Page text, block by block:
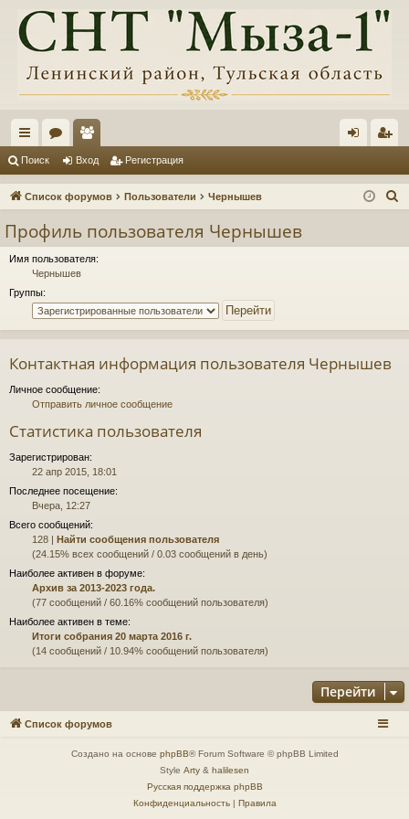
с
ы
и
ум
ол
ьз д ис
Поиск Вход Регистрация
Список форумов Пользователи Чернышев
Профиль пользователя Чернышев
Имя пользователя:
Чернышев
Группы:
Контактная информация пользователя Чернышев
Личное сообщение:
Отправить личное сообщение
Статистика пользователя
Зарегистрирован:
22 апр 2015, 18:01
Последнее посещение:
Вчера, 12:27
Всего сообщений:
128 |
Найти сообщения пользователя
(24.15% всех сообщений / 0.03 сообщений в день)
Наиболее активен в форуме:
Архив за 2013-2023 года.
(77 сообщений / 60.16% сообщений пользователя)
Наиболее активен в теме:
Итоги собрания 20 марта 2016 г.
(14 сообщений / 10.94% сообщений пользователя)
Перейти
Список форумов
Создано на основе phpBB® Forum Software © phpBB Limited
Style Arty & halilesen
Русская поддержка phpBB
Конфиденциальность| Правила